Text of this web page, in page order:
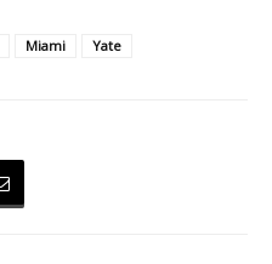
Miami Yate